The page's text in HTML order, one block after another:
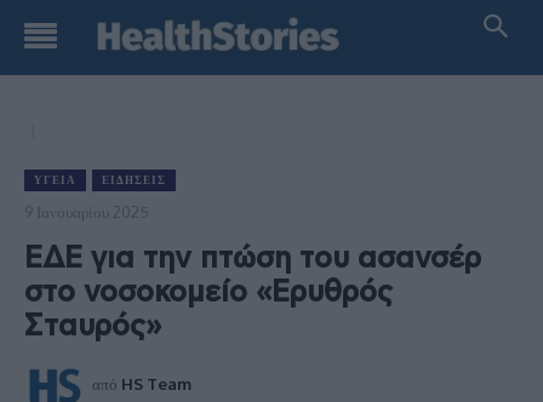
ΥΓΕΊΑ ΕΙΔΉΣΕΙΣ
9 Ιανουαρίου 2025
ΕΔΕ για την πτώση του ασανσέρ
στο νοσοκομείο «Ερυθρός
Σταυρός»
από HS Team